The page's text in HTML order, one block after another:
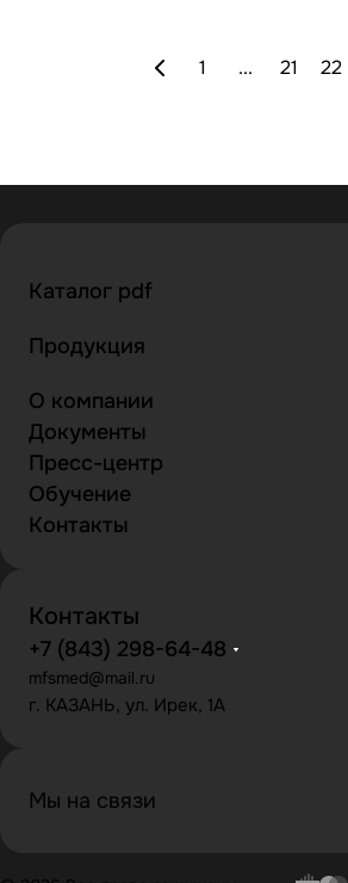
1 ... 21 22
Каталог pdf
Продукция
О компании
Документы
Пресс-центр
Обучение
Контакты
Контакты
+7 (843) 298-64-48
mfsmed@mail.ru
г. КАЗАНЬ, ул. Ирек, 1А
Мы на связи